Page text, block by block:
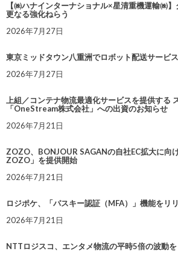
【㈱ハナインターナショナル×星清重機運輸㈱
更なる強化ねらう
2026年7月27日
東京ミッドタウン八重洲でロボット配送サービ
2026年7月27日
上組／コンテナ物流最適化サービスを提供する
「OneStream株式会社」への出資のお知らせ
2026年7月21日
ZOZO、BONJOUR SAGANの自社EC拡大に
ZOZO」を提供開始
2026年7月21日
ロジポケ、「パスキー認証（MFA）」機能をリ
2026年7月21日
NTTロジスコ、エンタメ物流の平時5倍の波動